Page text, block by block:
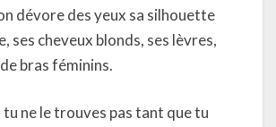
dévore des yeux sa silhouette
ses cheveux blonds, ses lèvres,
bras féminins.
tu ne le trouves pas tant que tu